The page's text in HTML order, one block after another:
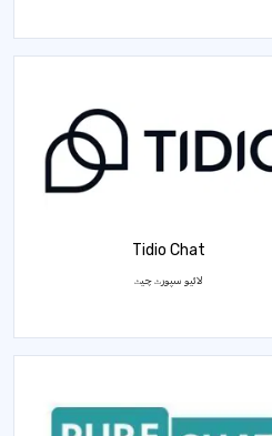
Tidio Chat
لائیو سپورٹ چیٹ